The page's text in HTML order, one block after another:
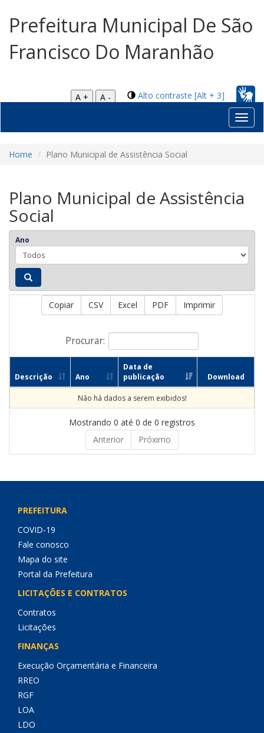
Prefeitura Municipal De São
Francisco Do Maranhão
Alto contraste [Alt + 3]
A +
A -
Home Plano Municipal de Assistência Social
Plano Municipal de Assistência
Social
Ano
Copiar CSV Excel PDF Imprimir
Procurar:
Descrição Ano
Data de
publicação
Download
Não há dados a serem exibidos!
Mostrando 0 até 0 de 0 registros
Anterior
Próximo
PREFEITURA
COVID-19
Fale conosco
Mapa do site
Portal da Prefeitura
LICITAÇÕES E CONTRATOS
Contratos
Licitações
FINANÇAS
Execução Orçamentária e Financeira
RREO
RGF
LOA
LDO